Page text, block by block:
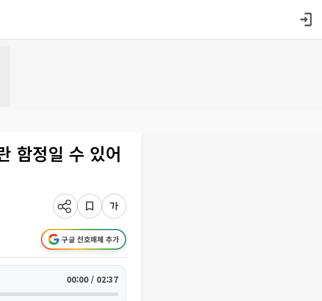
함정일 수 있어
구글 선호매체 추가
00:00 / 02:37